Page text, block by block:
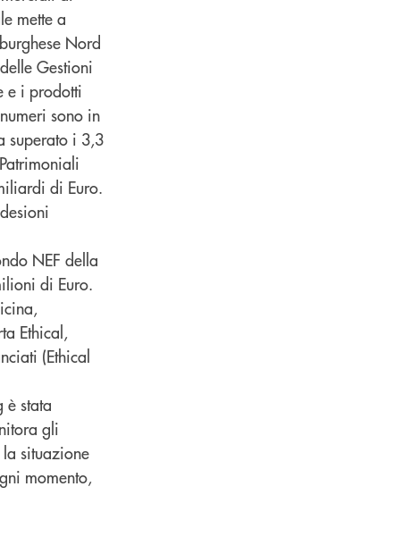
mette a
Nord
Gestioni
e i prodotti
sono in
superato i 3,3
di Euro.
NEF della
di Euro.
Ethical,
(Ethical
è stata
gli
situazione
momento,